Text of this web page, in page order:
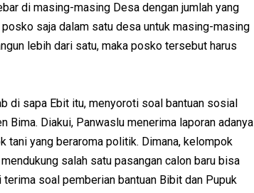
di masing-masing Desa dengan jumlah yang
saja dalam satu desa untuk masing-masing
lebih dari satu, maka posko tersebut harus
di sapa Ebit itu, menyoroti soal bantuan sosial
Bima. Diakui, Panwaslu menerima laporan adanya
tani yang beraroma politik. Dimana, kelompok
salah satu pasangan calon baru bisa
soal pemberian bantuan Bibit dan Pupuk